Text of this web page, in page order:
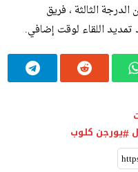
الثالثة ، فريق
اللقاء لوقت إضافي.
يورجن كلوب